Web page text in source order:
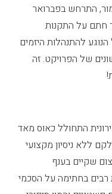
התרחש בפברואר
חתם על התקנות
להתנהלות היזמים
של הפרויקט. זה
התחולל כאוס מאד
ללא ניסיון מקצועי
שקיים בענף
רבים בחתימה על הסכמי